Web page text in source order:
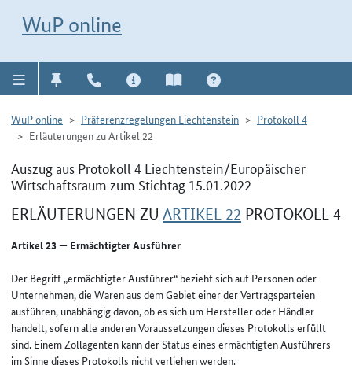
WuP online
WuP online Präferenzregelungen Liechtenstein
Protokoll 4
Erläuterungen zu Artikel 22
Auszug aus Protokoll 4 Liechtenstein/Europäischer
Wirtschaftsraum zum Stichtag 15.01.2022
ERLÄUTERUNGEN ZU ARTIKEL 22 PROTOKOLL 4
Artikel 23 — Ermächtigter Ausführer
Der Begriff „ermächtigter Ausführer“ bezieht sich auf Personen oder
Unternehmen, die Waren aus dem Gebiet einer der Vertragsparteien
ausführen, unabhängig davon, ob es sich um Hersteller oder Händler
handelt, sofern alle anderen Voraussetzungen dieses Protokolls erfüllt
sind. Einem Zollagenten kann der Status eines ermächtigten Ausführers
im Sinne dieses Protokolls nicht verliehen werden.